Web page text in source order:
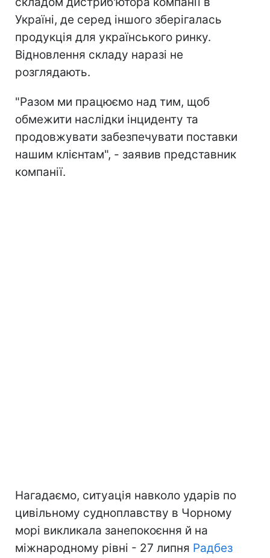
Україні, де серед іншого зберігалась
продукція для українського ринку.
Відновлення складу наразі не
розглядають.
"Разом ми працюємо над тим, щоб
обмежити наслідки інциденту та
продовжувати забезпечувати поставки
нашим клієнтам", - заявив представник
компанії.
Нагадаємо, ситуація навколо ударів по
цивільному судноплавству в Чорному
морі викликала занепокоєння й на
міжнародному рівні - 27 липня Радбез